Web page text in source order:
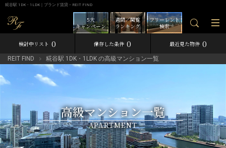
糀谷駅 1DK・1LDK｜ブランド賃貸－REIT FIND
フリーレント
検索
週間／閲覧
ランキング
5大
キャンペーン
検討中リスト 0 保存した条件 0 最近見た物件 0
REIT FIND 糀谷駅 1DK・1LDK の高級マンション一覧
高級マンション一覧
APARTMENT